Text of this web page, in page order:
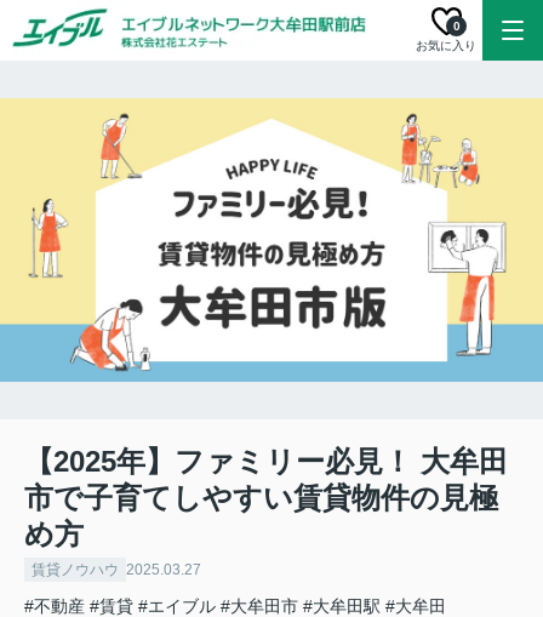
お気に入り
0
【2025年】ファミリー必見！ 大牟田
市で子育てしやすい賃貸物件の見極
め方
賃貸ノウハウ 2025.03.27
#不動産 #賃貸 #エイブル #大牟田市 #大牟田駅 #大牟田